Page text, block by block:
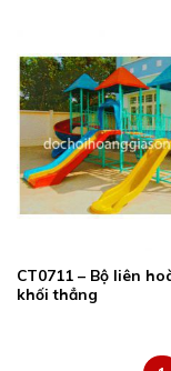
CT0711 – Bộ liên
khối thẳng